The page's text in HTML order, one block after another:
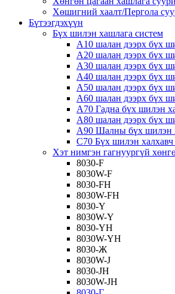
Хөшигний хаалт/Пергола
Бүтээгдэхүүн
Бүх шилэн хашлага систем
A10 шалан дээрх бүх
A20 шалан дээрх бүх
A30 шалан дээрх бүх
A40 шалан дээрх бүх
A50 шалан дээрх бүх
A60 шалан дээрх бүх
A70 Гадна бүх шилэн
A80 шалан дээрх бүх
A90 Шалны бүх шилэн
C70 Бүх шилэн халхавч
Хэт нимгэн гагнуургүй
8030-F
8030W-F
8030-FH
8030W-FH
8030-Y
8030W-Y
8030-YH
8030W-YH
8030-Ж
8030W-J
8030-JH
8030W-JH